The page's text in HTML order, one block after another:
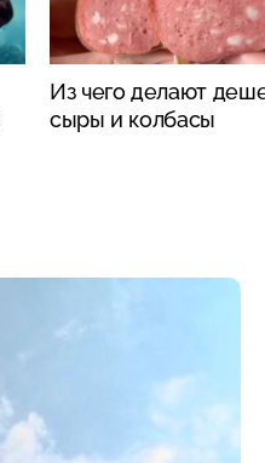
Из чего делают
сыры и колбасы